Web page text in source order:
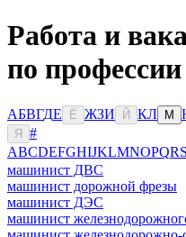
Работа и
по
АБВГДЕ Ё ЖЗИ Й КЛ М
Я
#
ABCDEFGHIJKLMNOPQRS
машинист ДВС
машинист дорожной фрезы
машинист ДЭС
машинист